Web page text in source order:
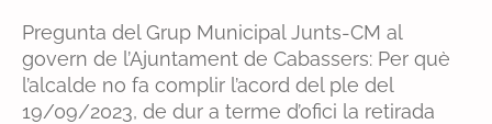
Pregunta del Grup Municipal Junts-CM al
govern de l’Ajuntament de Cabassers: Per què
l’alcalde no fa complir l’acord del ple del
19/09/2023, de dur a terme d’ofici la retirada